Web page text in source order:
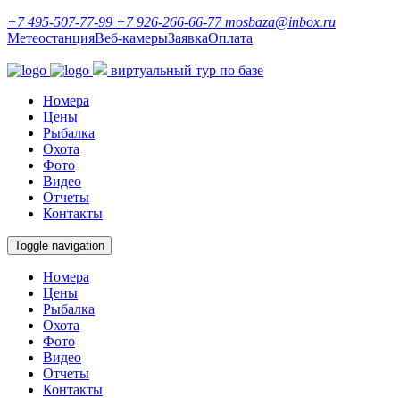
+7 495-507-77-99 +7 926-266-66-77 mosbaza@inbox.ru
МетеостанцияВеб-камерыЗаявкаОплата
виртуальный тур по базе
Номера
Цены
Рыбалка
Охота
Фото
Видео
Отчеты
Контакты
Toggle navigation
Номера
Цены
Рыбалка
Охота
Фото
Видео
Отчеты
Контакты